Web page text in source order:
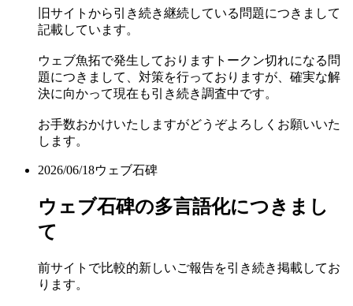
旧サイトから引き続き継続している問題につきまして
記載しています。
ウェブ魚拓で発生しておりますトークン切れになる問
題につきまして、対策を行っておりますが、確実な解
決に向かって現在も引き続き調査中です。
お手数おかけいたしますがどうぞよろしくお願いいた
します。
2026/06/18ウェブ石碑
ウェブ石碑の多言語化につきまし
て
前サイトで比較的新しいご報告を引き続き掲載してお
ります。